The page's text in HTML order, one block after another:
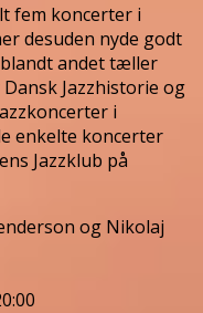
fem koncerter i
desuden nyde godt
andet tæller
Jazzhistorie og
i
enkelte koncerter
Jazzklub på
og Nikolaj